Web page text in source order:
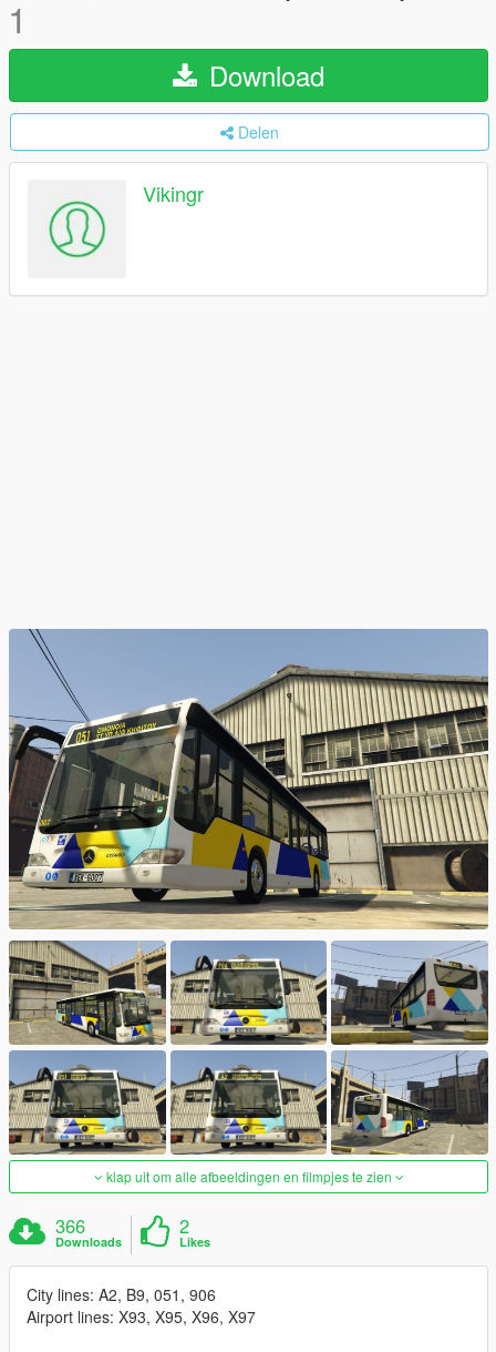
1
Download
Delen
Vikingr
klap uit om alle afbeeldingen en filmpjes te zien
366
Downloads
2
Likes
City lines: A2, B9, 051, 906
Airport lines: X93, X95, X96, X97